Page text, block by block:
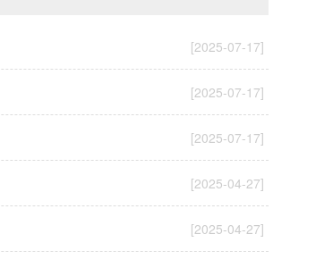
[2025-07-17]
[2025-07-17]
[2025-07-17]
[2025-04-27]
[2025-04-27]